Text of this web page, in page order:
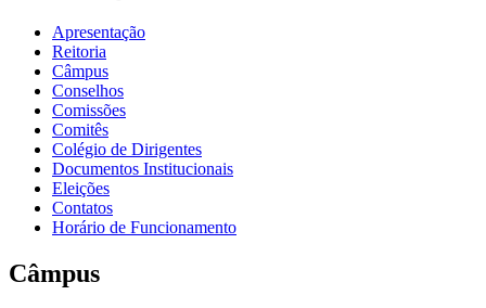
Apresentação
Reitoria
Câmpus
Conselhos
Comissões
Comitês
Colégio de Dirigentes
Documentos Institucionais
Eleições
Contatos
Horário de Funcionamento
Câmpus